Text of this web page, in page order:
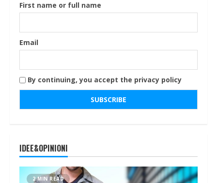
First name or full name
Email
By continuing, you accept the privacy policy
IDEE&OPINIONI
2 MIN READ